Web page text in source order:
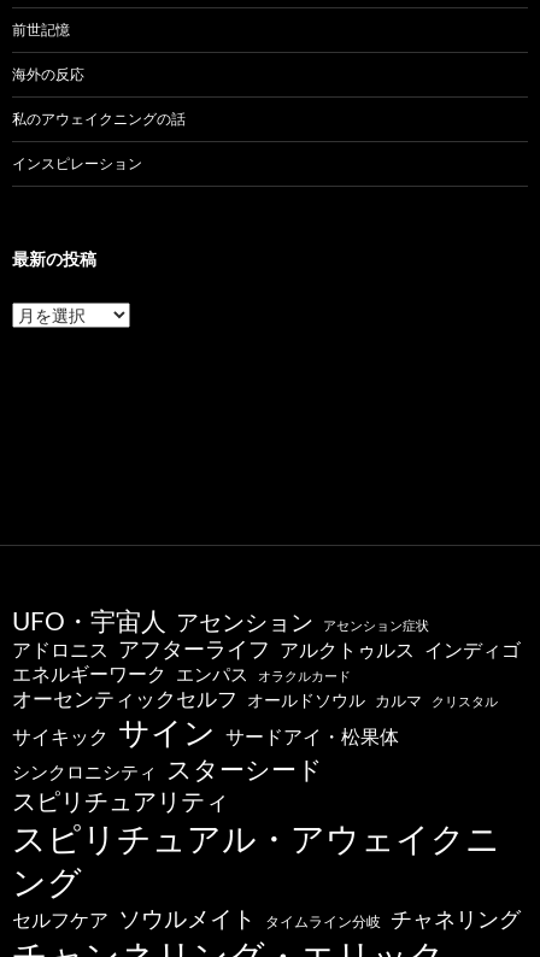
前世記憶
海外の反応
私のアウェイクニングの話
インスピレーション
最新の投稿
最
新
UFO・宇宙人 アセンション アセンション症状
アドロニス アフターライフ アルクトゥルス インディゴ
エネルギーワーク エンパス オラクルカード
オーセンティックセルフ オールドソウル カルマ クリスタル
サイキック サイン サードアイ・松果体
シンクロニシティ スターシード
スピリチュアリティ
スピリチュアル・アウェイクニ
ング
セルフケア ソウルメイト タイムライン分岐 チャネリング